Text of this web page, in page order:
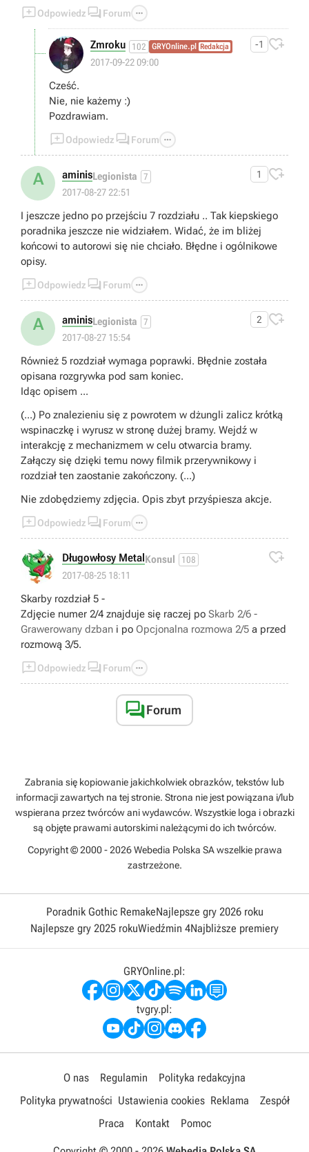
Odpowiedz  Forum 
😎
Zmroku 102 GRYOnline.pl Redakcja
2017-09-22 09:00
-1 
Cześć.
Nie, nie każemy :)
Pozdrawiam.
Odpowiedz  Forum 
A aminisLegionista 7
2017-08-27 22:51
1 
I jeszcze jedno po przejściu 7 rozdziału .. Tak kiepskiego
poradnika jeszcze nie widziałem. Widać, że im bliżej
końcowi to autorowi się nie chciało. Błędne i ogólnikowe
opisy.
Odpowiedz  Forum 
A aminisLegionista 7
2017-08-27 15:54
2 
Również 5 rozdział wymaga poprawki. Błędnie została
opisana rozgrywka pod sam koniec.
Idąc opisem ...
(...) Po znalezieniu się z powrotem w dżungli zalicz krótką
wspinaczkę i wyrusz w stronę dużej bramy. Wejdź w
interakcję z mechanizmem w celu otwarcia bramy.
Załączy się dzięki temu nowy filmik przerywnikowy i
rozdział ten zaostanie zakończony. (...)
Nie zdobędziemy zdjęcia. Opis zbyt przyśpiesza akcje.
Odpowiedz  Forum 
Długowłosy Metal Konsul 108
2017-08-25 18:11

Skarby rozdział 5 -
Zdjęcie numer 2/4 znajduje się raczej po Skarb 2/6 -
Grawerowany dzban i po Opcjonalna rozmowa 2/5 a przed
rozmową 3/5.
Odpowiedz  Forum 
Forum
Zabrania się kopiowanie jakichkolwiek obrazków, tekstów lub
informacji zawartych na tej stronie. Strona nie jest powiązana i/lub
wspierana przez twórców ani wydawców. Wszystkie loga i obrazki
są objęte prawami autorskimi należącymi do ich twórców.
Copyright © 2000 - 2026 Webedia Polska SA wszelkie prawa
zastrzeżone.
Poradnik Gothic RemakeNajlepsze gry 2026 roku
Najlepsze gry 2025 rokuWiedźmin 4Najbliższe premiery
GRYOnline.pl:
tvgry.pl:
O nas Regulamin
Polityka redakcyjna
Polityka prywatności Ustawienia cookies Reklama
Zespół
Praca
Kontakt Pomoc